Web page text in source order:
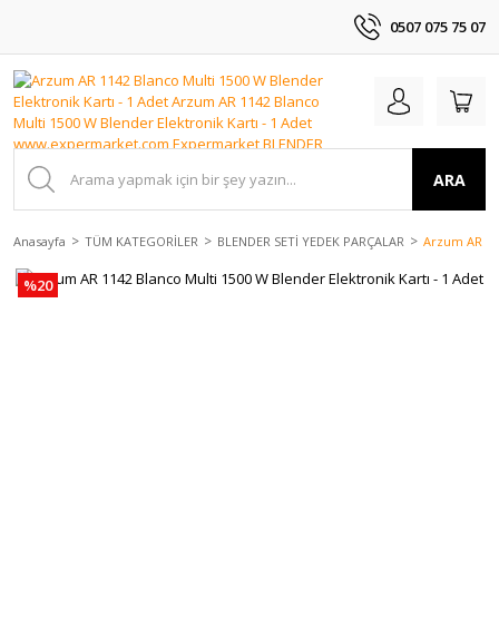
0507 075 75 07
ARA
Anasayfa TÜM KATEGORİLER BLENDER SETİ YEDEK PARÇALAR Arzum AR
%20